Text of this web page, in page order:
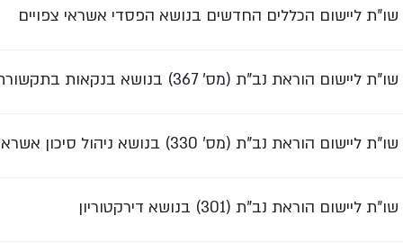
שו"ת ליישום הכללים החדשים בנושא הפסדי אשראי צפויים
שו"ת ליישום הוראת נב"ת (מס' 367) בנושא בנקאות בתקשורת
שו"ת ליישום הוראת נב"ת (מס' 330) בנושא ניהול סיכון אשראי הטמון בפעילות מסחר של לקוחות במכשירים נגזרים ובניירות ערך
שו"ת ליישום הוראת נב"ת (301) בנושא דירקטוריון